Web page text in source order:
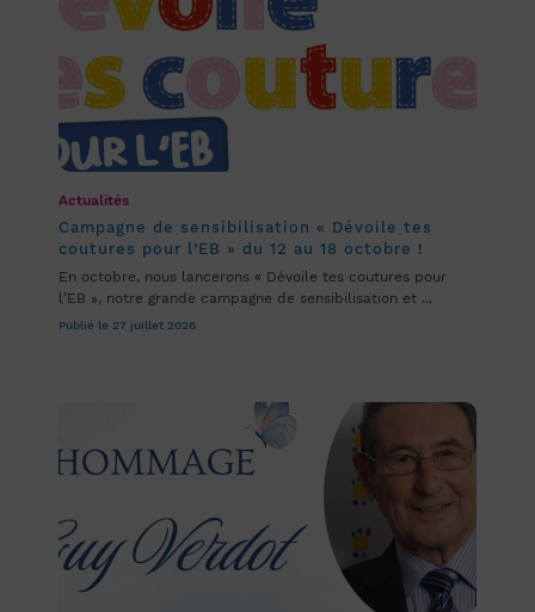
Actualités
Campagne de sensibilisation « Dévoile tes
coutures pour l’EB » du 12 au 18 octobre !
En octobre, nous lancerons « Dévoile tes coutures pour
l’EB », notre grande campagne de sensibilisation et ...
Publié le 27 juillet 2026